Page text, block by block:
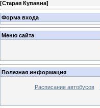
[Старая Купавна]
Форма входа
Меню сайта
Полезная информация
Расписание автобусов